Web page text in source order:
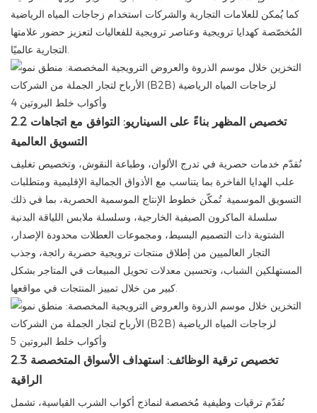
كما يُمكن للعلامات التجارية والشركات استخدام زجاجات المياه الرياضية
المُخصّصة كهدايا ترويجية وعناصر ترويجية للفعاليات لتعزيز حضور علامتها
التجارية عالميًا.
2.2 تخصيص المظهر بناءً على السيناريو: التوافق مع اتجاهات
التسويق العالمية
نُقدّم خدمات حصرية في تدرج الألوان، وطباعة النقوش، وتخصيص تغليف
علب الهدايا الفاخرة بما يتناسب مع الأذواق الجمالية الإقليمية ومتطلبات
التسويق الموسمية. تُمكّن خطوط الإنتاج الموسمية الحصرية، بما في ذلك
سلسلة الماكرون الصيفية الخارجية، وسلسلة ملابس اللياقة البدنية
الشتوية ذات التصميم البسيط، ومجموعات العطلات محدودة الإصدار،
التجار العالميين من إطلاق منتجات ترويجية حصرية رائجة، وجذب
المستهلكين الشباب، وتحسين معدلات تحويل المبيعات في المتاجر بشكل
كبير من خلال تمييز المنتجات في مواقعها.
2.3 تخصيص ترقية الوظائف: استهداف الأسواق المتخصصة
الراقية
نُقدّم ترقيات وظيفية مُخصصة لنماذج أكواب الشرب القياسية، تشمل